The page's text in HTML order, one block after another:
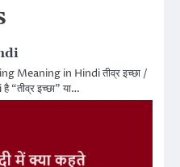
Meaning in Hindi तीव्र इच्छा /
इच्छा” या…